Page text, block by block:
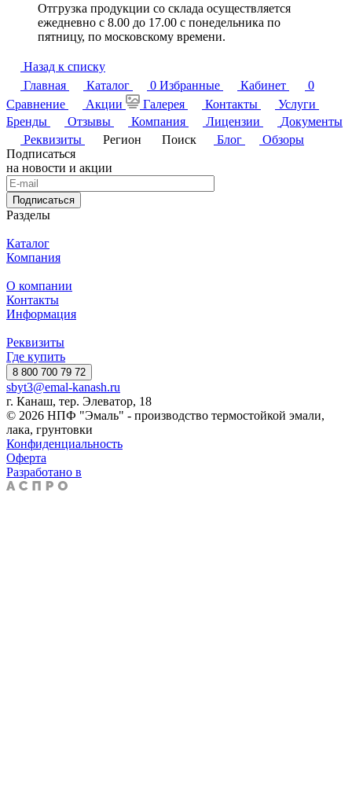
Отгрузка продукции со склада осуществляется
ежедневно с 8.00 до 17.00 с понедельника по
пятницу, по московскому времени.
Назад к списку
Главная
Каталог 0 Избранные Кабинет
0
Сравнение
Акции Галерея Контакты
Услуги
Бренды
Отзывы Компания Лицензии
Документы
Реквизиты
Регион Поиск Блог
Обзоры
Подписаться
на новости и акции
Подписаться
Разделы
Каталог
Компания
О компании
Контакты
Информация
Реквизиты
Где купить
8 800 700 79 72
sbyt3@emal-kanash.ru
г. Канаш, тер. Элеватор, 18
© 2026 НПФ "Эмаль" - производство термостойкой эмали,
лака, грунтовки
Конфиденциальность
Оферта
Разработано в